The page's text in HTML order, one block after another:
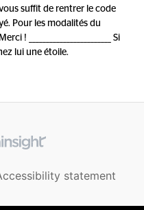
suffit de rentrer le code
Pour les modalités du
Si
lui une étoile.
statement